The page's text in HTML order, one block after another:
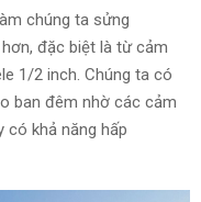
làm chúng ta sửng
đặc biệt là từ cảm
1/2 inch. Chúng ta có
ban đêm nhờ các cảm
có khả năng hấp